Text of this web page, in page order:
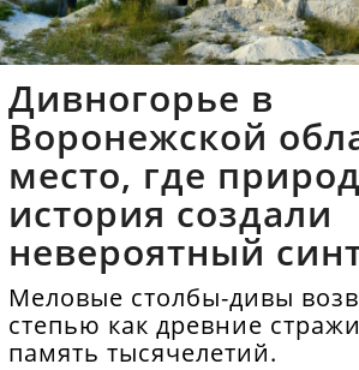
Дивногорье в
Воронежской
место, где
история создали
невероятный
Меловые столбы-дивы
степью как древние
память тысячелетий.